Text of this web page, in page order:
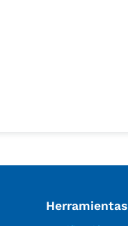
Herramientas